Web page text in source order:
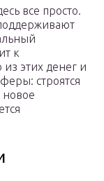
все просто.
к
этих денег и
строятся
новое